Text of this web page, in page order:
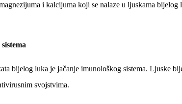
i kalcijuma koji se nalaze u ljuskama bijelog
bijelog luka je jačanje imunološkog sistema. Ljuske
svojstvima.